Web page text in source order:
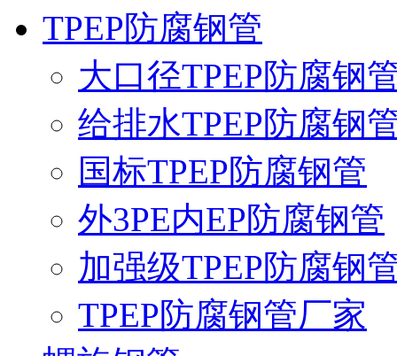
TPEP防腐钢管
大口径TPEP防腐钢
给排水TPEP防腐钢
国标TPEP防腐钢管
外3PE内EP防腐钢管
加强级TPEP防腐钢
TPEP防腐钢管厂家